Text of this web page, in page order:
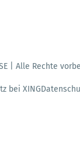
| Alle Rechte
bei XING